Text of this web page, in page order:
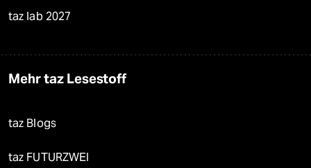
taz lab 2027
Mehr taz Lesestoff
taz Blogs
taz FUTURZWEI